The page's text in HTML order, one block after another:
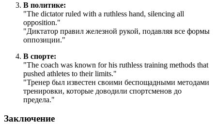
В политике:
"The dictator ruled with a ruthless hand, silencing all
opposition."
"Диктатор правил железной рукой, подавляя все формы
оппозиции."
В спорте:
"The coach was known for his ruthless training methods that
pushed athletes to their limits."
"Тренер был известен своими беспощадными методами
тренировки, которые доводили спортсменов до
предела."
Заключение